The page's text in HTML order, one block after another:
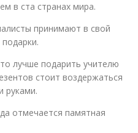
в ста странах мира.
принимают в свой
лучше подарить учителю
стоит воздержаться
руками.
отмечается памятная